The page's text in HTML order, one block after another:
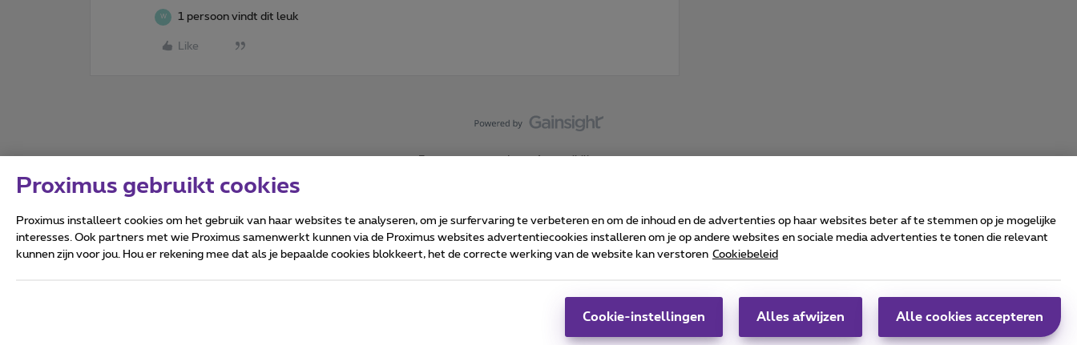
W 1 persoon vindt dit leuk
Like
Forumvoorwaarden Accessibility statement
Alle rechten voorbehouden. ©2026Proximus
Carrier & Wholesale Solutions
Proximus Group
| Telindus
Proximus gebruikt cookies
Proximus installeert cookies om het gebruik van haar websites te analyseren, om je surfervaring te verbeteren en om de inhoud en de advertenties op haar websites beter af te stemmen op je mogelijke
interesses. Ook partners met wie Proximus samenwerkt kunnen via de Proximus websites advertentiecookies installeren om je op andere websites en sociale media advertenties te tonen die relevant
kunnen zijn voor jou. Hou er rekening mee dat als je bepaalde cookies blokkeert, het de correcte werking van de website kan verstoren Cookiebeleid
Cookie-instellingen Alles afwijzen Alle cookies accepteren